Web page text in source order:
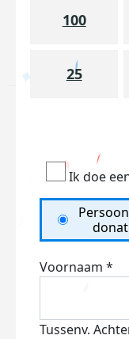
100
25
Ik doe
Voornaam *
Tussenv.